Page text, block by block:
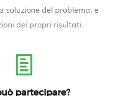
soluzione del problema, e
dei propri risultati.
partecipare?